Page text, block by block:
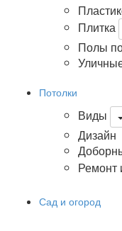
Плитка
Полы
Потолки
Виды
Дизайн
Ремонт
Сад и огород